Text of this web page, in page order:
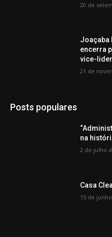
20 de
Joaçaba
encerra
vice-
21 de
Posts populares
na
2 de julho
Casa
15 de